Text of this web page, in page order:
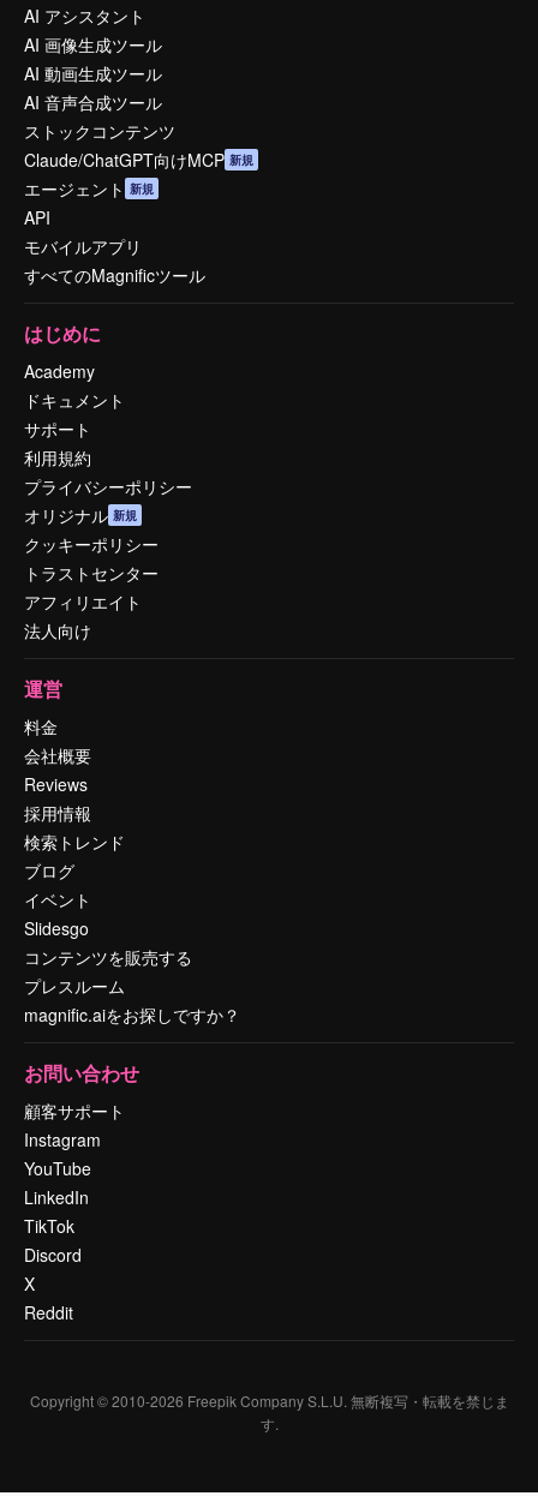
AI アシスタント
AI 画像生成ツール
AI 動画生成ツール
AI 音声合成ツール
ストックコンテンツ
Claude/ChatGPT向けMCP 新規
エージェント 新規
API
モバイルアプリ
すべてのMagnificツール
はじめに
Academy
ドキュメント
サポート
利用規約
プライバシーポリシー
オリジナル 新規
クッキーポリシー
トラストセンター
アフィリエイト
法人向け
運営
料金
会社概要
Reviews
採用情報
検索トレンド
ブログ
イベント
Slidesgo
コンテンツを販売する
プレスルーム
magnific.aiをお探しですか？
お問い合わせ
顧客サポート
Instagram
YouTube
LinkedIn
TikTok
Discord
X
Reddit
Copyright © 2010-2026 Freepik Company S.L.U. 無断複写・転載を禁じま
す.